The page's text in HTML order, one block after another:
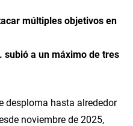
múltiples objetivos en
subió a un máximo de tres
desploma hasta alrededor
noviembre de 2025,